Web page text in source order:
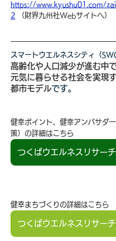
https://www.kyushu01.com/
2
（財界九州社Webサイトへ）
スマートウエルネスシティ（
高齢化や人口減少が進む中
元気に暮らせる社会を実現
都市モデルです。
健幸ポイント、健幸アンバサダ
策）の詳細はこちら
健幸まちづくりの詳細はこちら